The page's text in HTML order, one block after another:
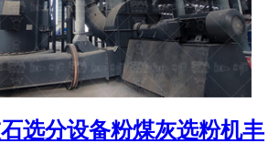
选分设备粉煤灰选粉机丰